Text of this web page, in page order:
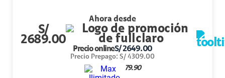
Ahora desde
S/
2689.00
Precio onlineS/2649.00
Precio Prepago: S/ 4309.00
79.90